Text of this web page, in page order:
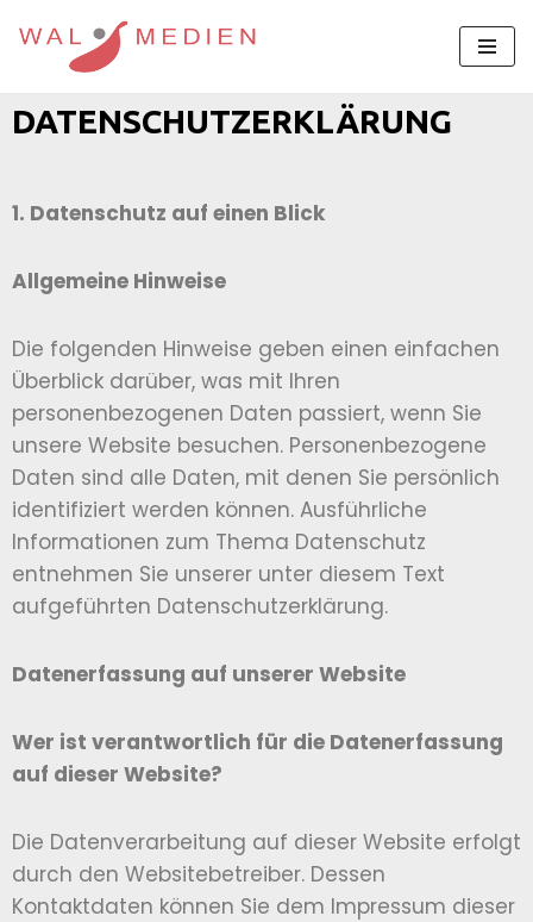
springen
DATENSCHUTZERKLÄRUNG
1. Datenschutz auf einen Blick
Allgemeine Hinweise
Die folgenden Hinweise geben einen einfachen
Überblick darüber, was mit Ihren
personenbezogenen Daten passiert, wenn Sie
unsere Website besuchen. Personenbezogene
Daten sind alle Daten, mit denen Sie persönlich
identifiziert werden können. Ausführliche
Informationen zum Thema Datenschutz
entnehmen Sie unserer unter diesem Text
aufgeführten Datenschutzerklärung.
Datenerfassung auf unserer Website
Wer ist verantwortlich für die Datenerfassung
auf dieser Website?
Die Datenverarbeitung auf dieser Website erfolgt
durch den Websitebetreiber. Dessen
Kontaktdaten können Sie dem Impressum dieser